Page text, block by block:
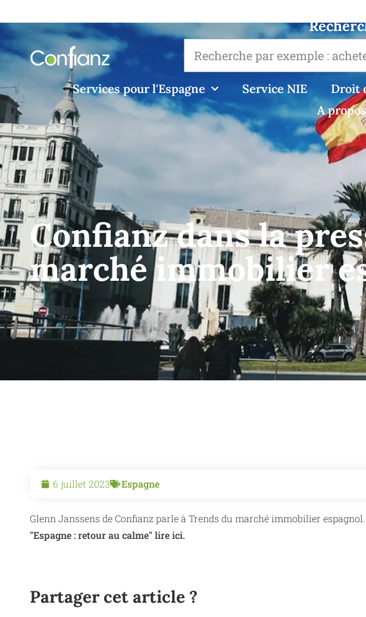
Services pour l'Espagne Service NIE Droit
A
Confianz dans la
marché immobilier
6 juillet 2023 Espagne
Glenn Janssens de Confianz parle à Trends du marché immobilier
"Espagne : retour au calme" lire ici.
Partager cet article ?